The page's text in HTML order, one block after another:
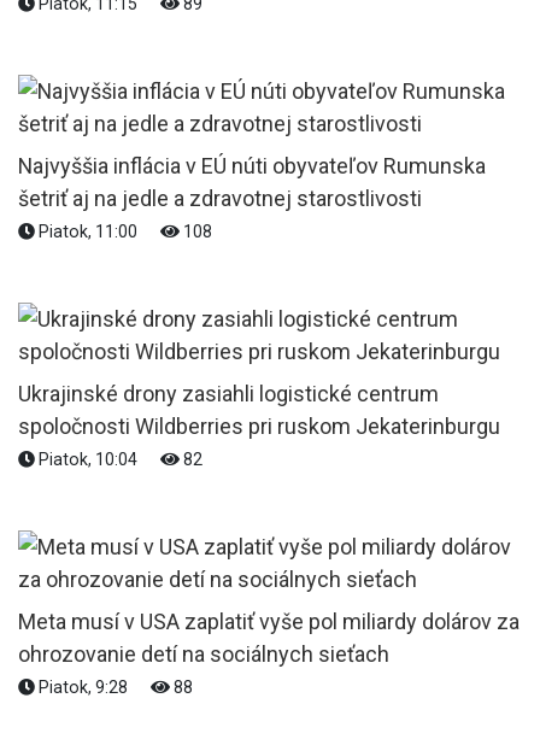
Najvyššia inflácia v EÚ núti obyvateľov Rumunska
šetriť aj na jedle a zdravotnej starostlivosti
Piatok, 11:00 108
Ukrajinské drony zasiahli logistické centrum
spoločnosti Wildberries pri ruskom Jekaterinburgu
Piatok, 10:04 82
Meta musí v USA zaplatiť vyše pol miliardy dolárov za
ohrozovanie detí na sociálnych sieťach
Piatok, 9:28 88